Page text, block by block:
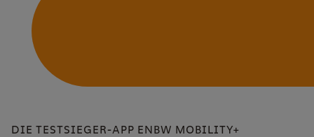
DIE TESTSIEGER-APP ENBW MOBILITY+